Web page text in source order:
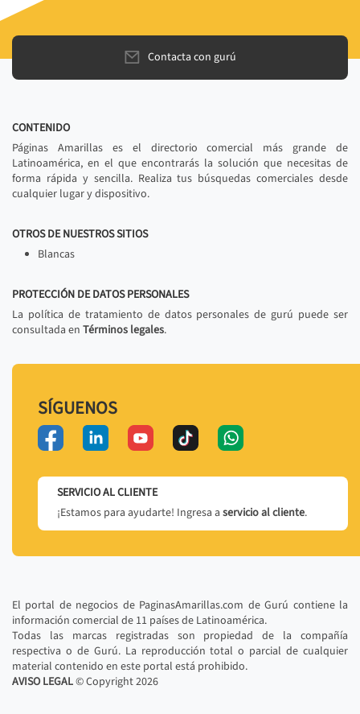
Contacta con gurú
CONTENIDO
Páginas Amarillas es el directorio comercial más grande de
Latinoamérica, en el que encontrarás la solución que necesitas de
forma rápida y sencilla. Realiza tus búsquedas comerciales desde
cualquier lugar y dispositivo.
OTROS DE NUESTROS SITIOS
Blancas
PROTECCIÓN DE DATOS PERSONALES
La política de tratamiento de datos personales de gurú puede ser
consultada en Términos legales.
SÍGUENOS
SERVICIO AL CLIENTE
¡Estamos para ayudarte! Ingresa a servicio al cliente.
El portal de negocios de PaginasAmarillas.com de Gurú contiene la
información comercial de 11 países de Latinoamérica.
Todas las marcas registradas son propiedad de la compañía
respectiva o de Gurú. La reproducción total o parcial de cualquier
material contenido en este portal está prohibido.
AVISO LEGAL© Copyright2026